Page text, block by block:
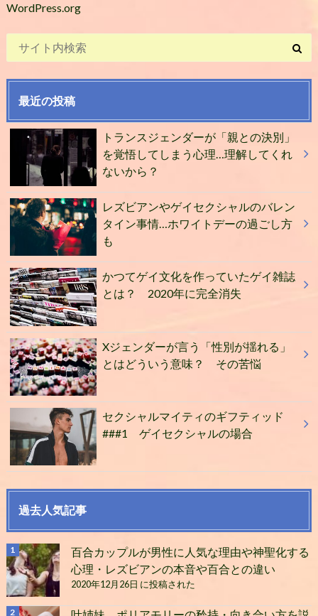
WordPress.org
最近の投稿
トランスジェンダーが「親との決別」
を覚悟してしまう心理…理解してくれ
ないから？
レズビアンやゲイセクシャルのバレン
タイン事情…ホワイトデーの過ごし方
も
かつてゲイ文化を作っていたゲイ雑誌
とは？ 2020年に完全消失
Xジェンダーが言う「性別が揺れる」
とはどういう意味？ その苦悩
セクシャルマイティのギフティッド
###1 ゲイセクシャルの場合
過去人気記事
百合カップルが男性に人気な理由や神聖化する
心理・レズビアンの本音や百合との違い
2020年12月26日 に投稿された